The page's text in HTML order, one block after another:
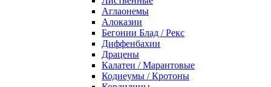
Аглаонемы
Алоказии
Бегонии Блад / Рекс
Диффенбахии
Драцены
Калатеи / Марантовые
Кодиеумы / Кротоны